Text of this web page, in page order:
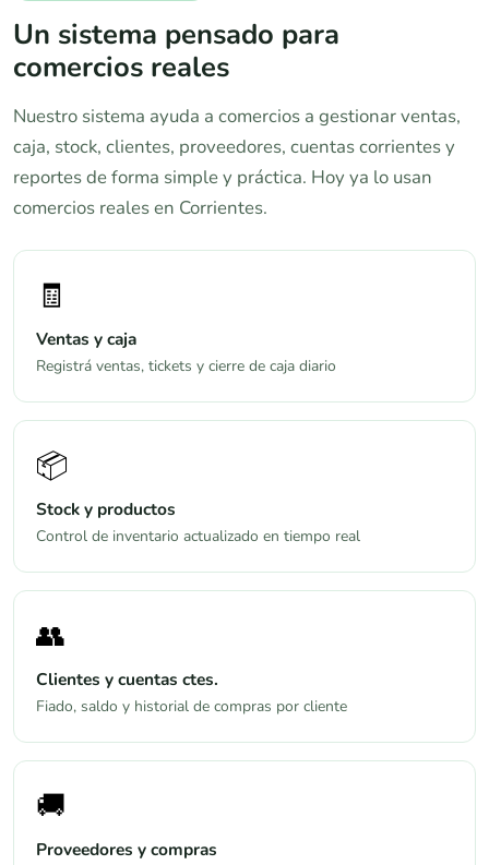
Un sistema pensado para
comercios reales
Nuestro sistema ayuda a comercios a gestionar ventas,
caja, stock, clientes, proveedores, cuentas corrientes y
reportes de forma simple y práctica. Hoy ya lo usan
comercios reales en Corrientes.
🧾
Ventas y caja
Registrá ventas, tickets y cierre de caja diario
📦
Stock y productos
Control de inventario actualizado en tiempo real
👥
Clientes y cuentas ctes.
Fiado, saldo y historial de compras por cliente
🚚
Proveedores y compras